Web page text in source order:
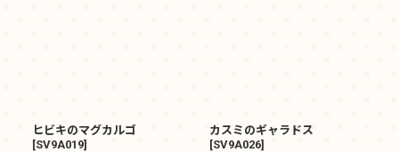
ヒビキのマグカルゴ
[SV9A019]
カスミのギャラドス
[SV9A026]